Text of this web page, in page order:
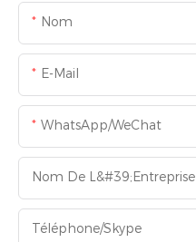
Nom
E-Mail
WhatsApp/WeChat
Nom De L&#39;entreprise
Téléphone/skype